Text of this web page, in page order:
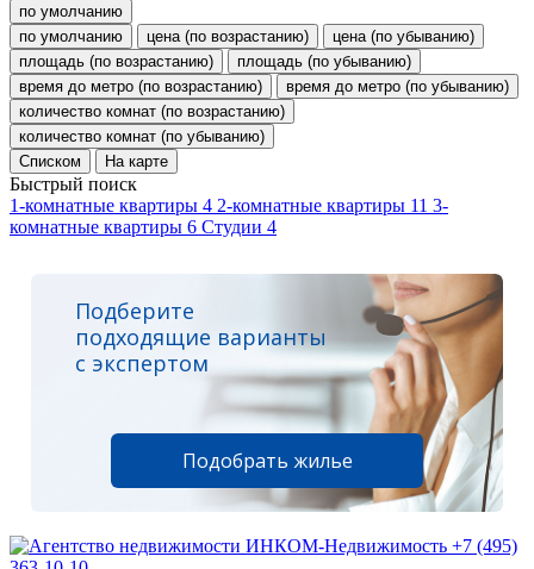
по умолчанию
по умолчанию
цена (по возрастанию)
цена (по убыванию)
площадь (по возрастанию)
площадь (по убыванию)
время до метро (по возрастанию)
время до метро (по убыванию)
количество комнат (по возрастанию)
количество комнат (по убыванию)
Списком
На карте
Быстрый поиск
1-комнатные квартиры 4 2-комнатные квартиры 11 3-
комнатные квартиры 6 Студии 4
Подберите
подходящие варианты
с экспертом
Подобрать жилье
+7 (495)